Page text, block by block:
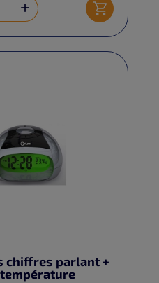

Ajouter au
chiffres parlant +